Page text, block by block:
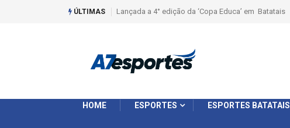
ÚLTIMAS Lançada a 4° edição da ‘Copa Educa’ em Batatais
HOME ESPORTES ESPORTES BATATAIS